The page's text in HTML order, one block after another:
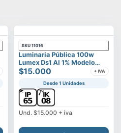
SKU 11016
Luminaria Pública 100w
Lumex Ds1 Al 1% Modelo
Vega
$15.000 + IVA
Desde 1 Unidades
Und. $15.000 + iva